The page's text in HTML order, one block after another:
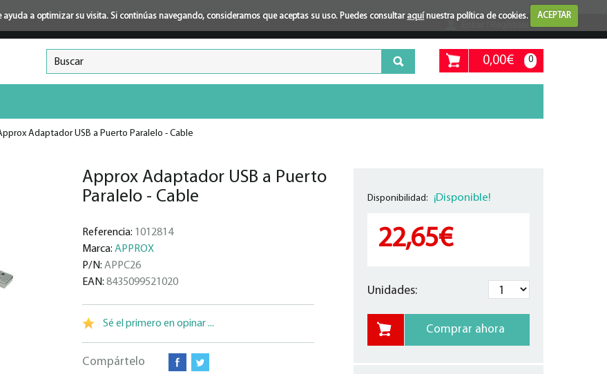
a optimizar su visita. Si continúas navegando, consideramos que aceptas su uso. Puedes consultar aquínuestra política de cookies. ACEPTAR
0,00€ 0
Adaptador USB a Puerto Paralelo - Cable
Approx Adaptador USB a Puerto
Paralelo - Cable
Referencia: 1012814
Marca: APPROX
P/N: APPC26
EAN: 8435099521020
Sé el primero en opinar ...
Compártelo
Disponibilidad: ¡Disponible!
22,65€
Unidades: